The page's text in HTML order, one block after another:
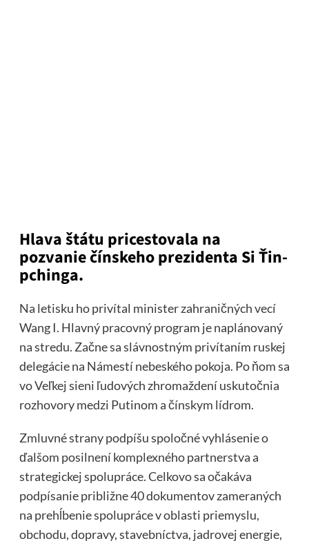
Hlava štátu pricestovala na
pozvanie čínskeho prezidenta Si Ťin-
pchinga.
Na letisku ho privítal minister zahraničných vecí
Wang I. Hlavný pracovný program je naplánovaný
na stredu. Začne sa slávnostným privítaním ruskej
delegácie na Námestí nebeského pokoja. Po ňom sa
vo Veľkej sieni ľudových zhromaždení uskutočnia
rozhovory medzi Putinom a čínskym lídrom.
Zmluvné strany podpíšu spoločné vyhlásenie o
ďalšom posilnení komplexného partnerstva a
strategickej spolupráce. Celkovo sa očakáva
podpísanie približne 40 dokumentov zameraných
na prehĺbenie spolupráce v oblasti priemyslu,
obchodu, dopravy, stavebníctva, jadrovej energie,